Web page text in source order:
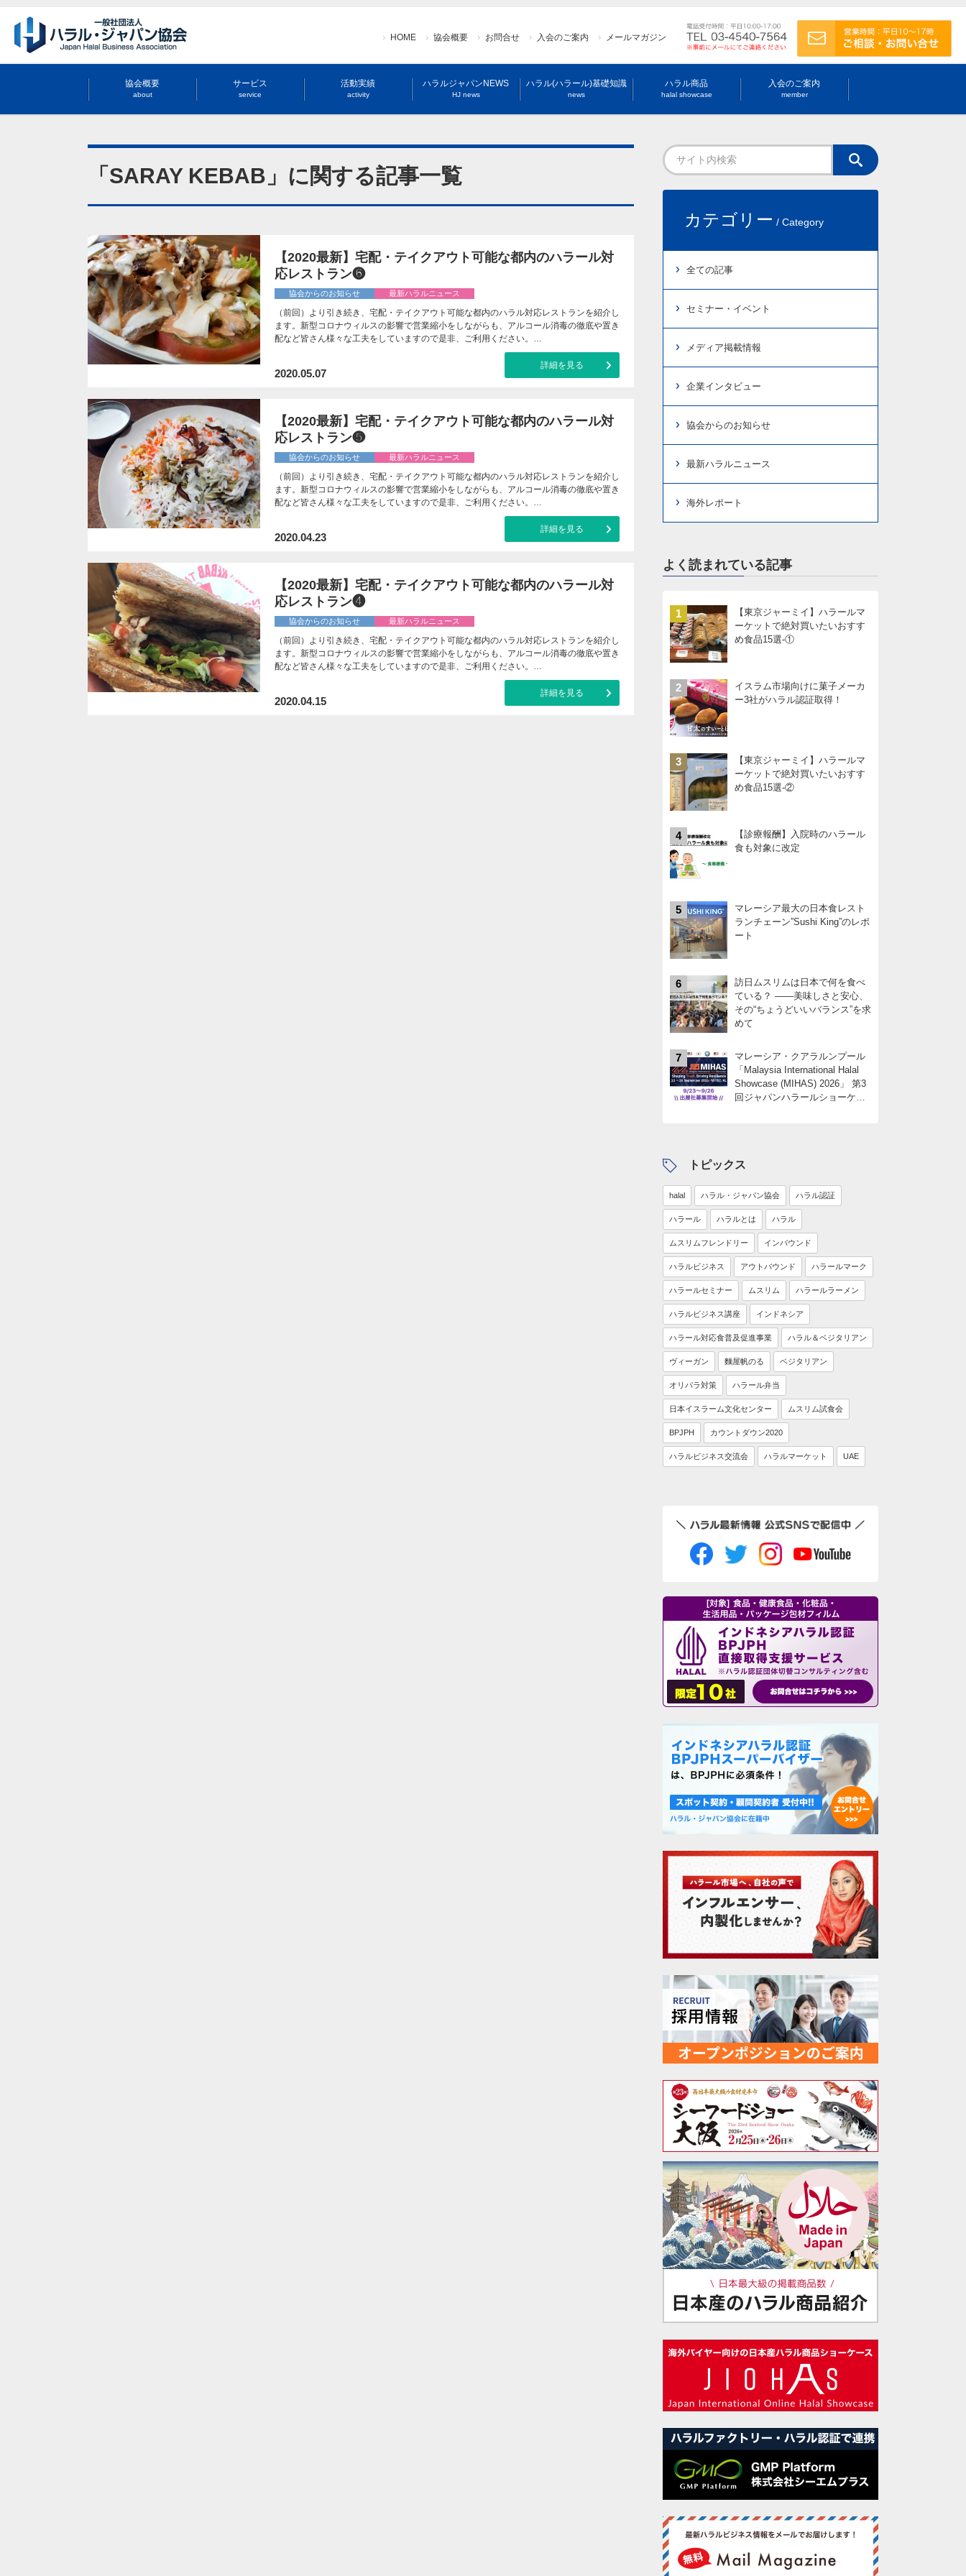
HOME 協会概要 お問合せ 入会のご案内 メールマガジン
協会概要
about
サービス
service
活動実績
activity
ハラルジャパンNEWS
HJ news
ハラル(ハラール)基礎知識
news
ハラル商品
halal showcase
入会のご案内
member
「SARAY KEBAB」に関する記事一覧
【2020最新】宅配・テイクアウト可能な都内のハラール対
応レストラン❻
協会からのお知らせ 最新ハラルニュース
（前回）より引き続き、宅配・テイクアウト可能な都内のハラル対応レストランを紹介し
ます。新型コロナウィルスの影響で営業縮小をしながらも、アルコール消毒の徹底や置き
配など皆さん様々な工夫をしていますので是非、ご利用ください。…
2020.05.07
詳細を見る
【2020最新】宅配・テイクアウト可能な都内のハラール対
応レストラン❺
協会からのお知らせ 最新ハラルニュース
（前回）より引き続き、宅配・テイクアウト可能な都内のハラル対応レストランを紹介し
ます。新型コロナウィルスの影響で営業縮小をしながらも、アルコール消毒の徹底や置き
配など皆さん様々な工夫をしていますので是非、ご利用ください。…
2020.04.23
詳細を見る
【2020最新】宅配・テイクアウト可能な都内のハラール対
応レストラン❹
協会からのお知らせ 最新ハラルニュース
（前回）より引き続き、宅配・テイクアウト可能な都内のハラル対応レストランを紹介し
ます。新型コロナウィルスの影響で営業縮小をしながらも、アルコール消毒の徹底や置き
配など皆さん様々な工夫をしていますので是非、ご利用ください。…
2020.04.15
詳細を見る
カテゴリー / Category
全ての記事
セミナー・イベント
メディア掲載情報
企業インタビュー
協会からのお知らせ
最新ハラルニュース
海外レポート
よく読まれている記事
1
【東京ジャーミイ】ハラールマ
ーケットで絶対買いたいおすす
め食品15選-①
2
イスラム市場向けに菓子メーカ
ー3社がハラル認証取得！
3
【東京ジャーミイ】ハラールマ
ーケットで絶対買いたいおすす
め食品15選-②
4
【診療報酬】入院時のハラール
食も対象に改定
5
マレーシア最大の日本食レスト
ランチェーン”Sushi King”のレポ
ート
6
訪日ムスリムは日本で何を食べ
ている？ ――美味しさと安心、
その“ちょうどいいバランス”を求
めて
7
マレーシア・クアラルンプール
「Malaysia International Halal
Showcase (MIHAS) 2026」 第3
回ジャパンハラールショーケー
トピックス
halal ハラル・ジャパン協会 ハラル認証
ハラール ハラルとは ハラル
ムスリムフレンドリー インバウンド
ハラルビジネス アウトバウンド ハラールマーク
ハラールセミナー ムスリム ハラールラーメン
ハラルビジネス講座 インドネシア
ハラール対応食普及促進事業 ハラル＆ベジタリアン
ヴィーガン 麵屋帆のる ベジタリアン
オリパラ対策 ハラール弁当
日本イスラーム文化センター ムスリム試食会
BPJPH カウントダウン2020
ハラルビジネス交流会 ハラルマーケット UAE